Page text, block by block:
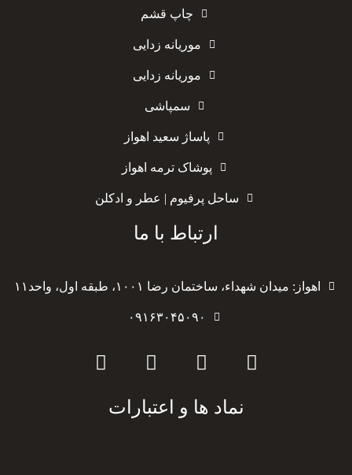
چاپ قشم
موریانه زدایی
موریانه زدایی
سمپاشی
پاساژ سعید اهواز
پوشاک ترمه اهواز
ساحل پرفیوم | عطر و ادکلن
ارتباط با ما
اهواز: میدان شهداء، ساختمان رضا ۱۰۰۱، طبقه اول، واحد۱۱
۰۹۱۶۳۰۴۵۰۹۰
نماد ها و اعتبارات